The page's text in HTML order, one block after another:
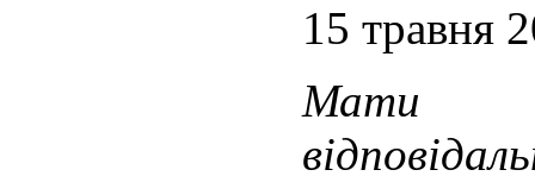
15 травня
Мати